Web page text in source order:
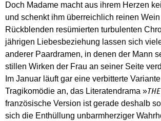
Doch Madame macht aus ihrem Herzen
und schenkt ihm überreichlich reinen
Rückblenden resümierten turbulenten
jährigen Liebesbeziehung lassen sich
anderer Paardramen, in denen der Mann
stillen Wirken der Frau an seiner Seite
Im Januar läuft gar eine verbitterte
Tragikomödie an, das Literatendrama »
französische Version ist gerade deshalb
sich die Enthüllung unbarmherziger